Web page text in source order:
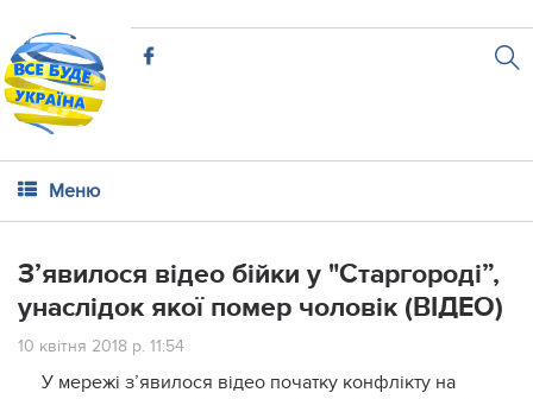
Меню
З’явилося відео бійки у "Старгороді”,
унаслідок якої помер чоловік (ВІДЕО)
10 квітня 2018 р. 11:54
У мережі з’явилося відео початку конфлікту на